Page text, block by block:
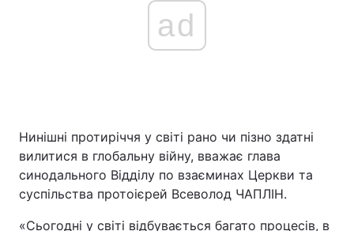
ad
Нинішні протиріччя у світі рано чи пізно здатні
вилитися в глобальну війну, вважає глава
синодального Відділу по взаєминах Церкви та
суспільства протоієрей Всеволод ЧАПЛІН.
«Сьогодні у світі відбувається багато процесів, в